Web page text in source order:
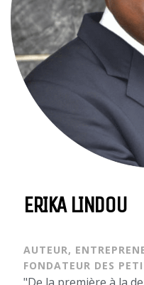
ERIKA LINDOU
AUTEUR,
FONDATEUR DES